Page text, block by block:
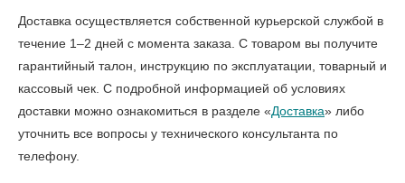
Доставка осуществляется собственной курьерской службой в
течение 1–2 дней с момента заказа. С товаром вы получите
гарантийный талон, инструкцию по эксплуатации, товарный и
кассовый чек. С подробной информацией об условиях
доставки можно ознакомиться в разделе «Доставка» либо
уточнить все вопросы у технического консультанта по
телефону.